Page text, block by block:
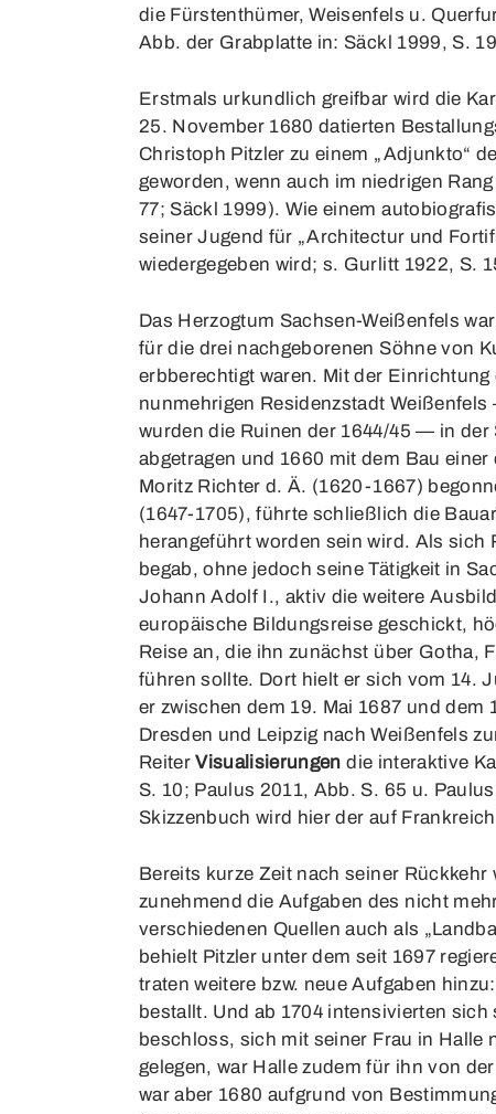
die Fürstenthümer, Weisenfels u.
Abb. der Grabplatte in: Säckl 1999, S.
Erstmals urkundlich greifbar wird die
25. November 1680 datierten
Christoph Pitzler zu einem „Adjunkto“
geworden, wenn auch im niedrigen
77; Säckl 1999). Wie einem
seiner Jugend für „Architectur und
wiedergegeben wird; s. Gurlitt 1922, S.
Das Herzogtum Sachsen-Weißenfels
für die drei nachgeborenen Söhne von
erbberechtigt waren. Mit der
nunmehrigen Residenzstadt
wurden die Ruinen der 1644/45 — in
abgetragen und 1660 mit dem Bau
Moritz Richter d. Ä. (1620-1667)
(1647-1705), führte schließlich die
herangeführt worden sein wird. Als
begab, ohne jedoch seine Tätigkeit in
Johann Adolf I., aktiv die weitere
europäische Bildungsreise geschickt,
Reise an, die ihn zunächst über Gotha,
führen sollte. Dort hielt er sich vom 14.
er zwischen dem 19. Mai 1687 und
Dresden und Leipzig nach Weißenfels
ReiterVisualisierungen die interaktive
S. 10; Paulus 2011, Abb. S. 65 u.
Skizzenbuch wird hier der auf
Bereits kurze Zeit nach seiner
zunehmend die Aufgaben des nicht
verschiedenen Quellen auch als
behielt Pitzler unter dem seit 1697
traten weitere bzw. neue Aufgaben
bestallt. Und ab 1704 intensivierten
beschloss, sich mit seiner Frau in Halle
gelegen, war Halle zudem für ihn von
war aber 1680 aufgrund von